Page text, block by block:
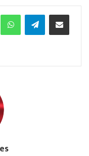
WhatsAppTelegramShare via Email